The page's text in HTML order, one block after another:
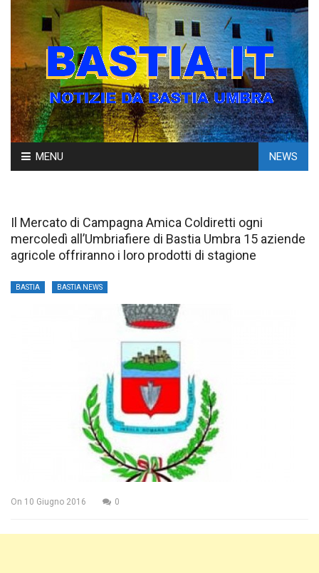
Skip
to
MENU NEWS
Il Mercato di Campagna Amica Coldiretti ogni
mercoledì all’Umbriafiere di Bastia Umbra 15 aziende
agricole offriranno i loro prodotti di stagione
BASTIA BASTIA NEWS
On 10 Giugno 2016 0